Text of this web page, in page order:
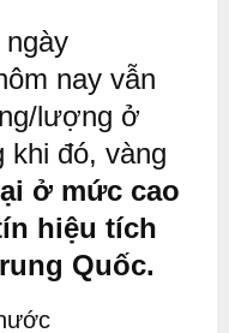
ngày
nay vẫn
lượng ở
khi đó, vàng
ở mức cao
hiệu tích
Quốc.